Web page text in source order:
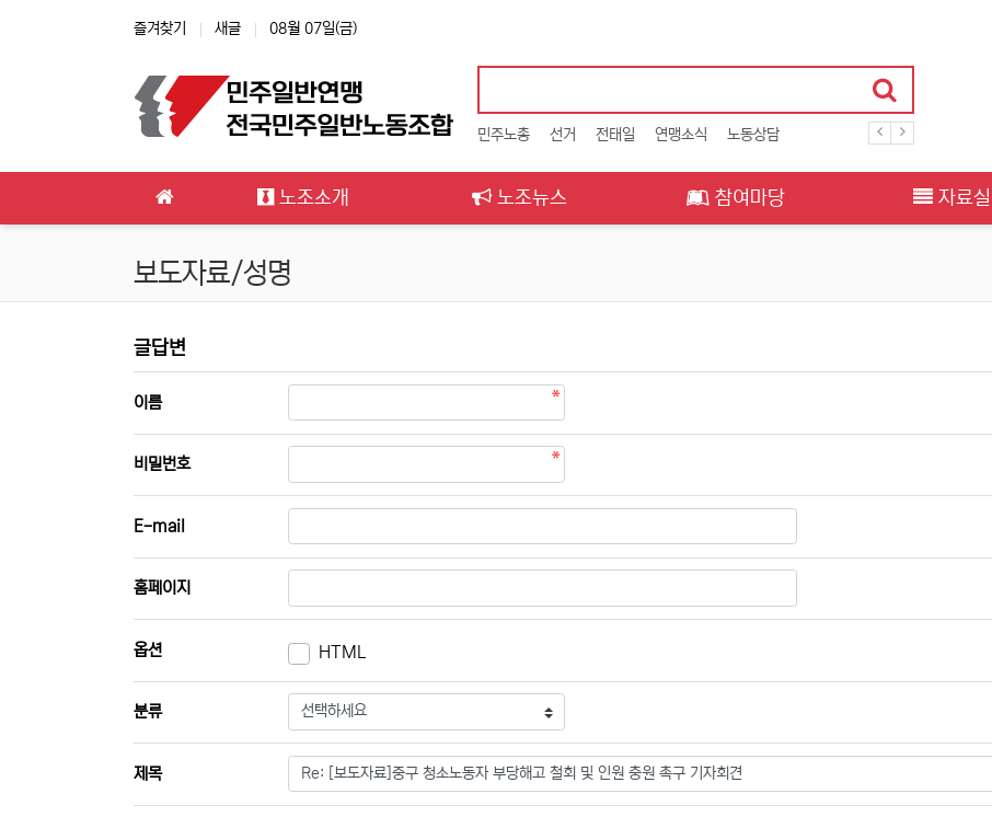
즐겨찾기 새글 08월 07일(금)
민주노총 선거 전태일 연맹소식 노동상담
노조소개 노조뉴스 참여마당 자료실
보도자료/성명
보도자료/성명 글답변
글답변
이름필수
비밀번호필수
E-mail
홈페이지
옵션 HTML
분류필수
제목필수